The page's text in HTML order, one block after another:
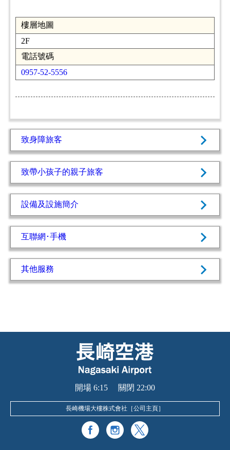
樓層地圖
2F
電話號碼
0957-52-5556
致身障旅客
致帶小孩子的親子旅客
設備及設施簡介
互聯網･手機
其他服務
開場 6:15 關閉 22:00
長崎機場大樓株式會社［公司主頁］